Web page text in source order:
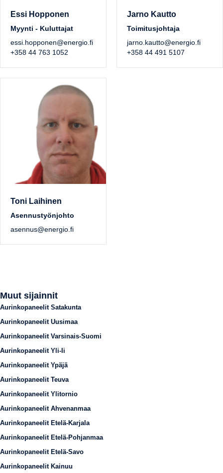
Essi Hopponen
Myynti - Kuluttajat
essi.hopponen@energio.fi
+358 44 763 1052
Jarno Kautto
Toimitusjohtaja
jarno.kautto@energio.fi
+358 44 491 5107
Toni Laihinen
Asennustyönjohto
asennus@energio.fi
Muut sijainnit
Aurinkopaneelit Satakunta
Aurinkopaneelit Uusimaa
Aurinkopaneelit Varsinais-Suomi
Aurinkopaneelit Yli-Ii
Aurinkopaneelit Ypäjä
Aurinkopaneelit Teuva
Aurinkopaneelit Ylitornio
Aurinkopaneelit Ahvenanmaa
Aurinkopaneelit Etelä-Karjala
Aurinkopaneelit Etelä-Pohjanmaa
Aurinkopaneelit Etelä-Savo
Aurinkopaneelit Kainuu